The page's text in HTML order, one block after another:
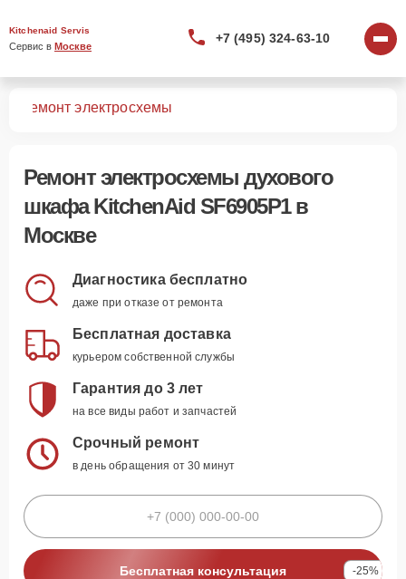
Kitchenaid Servis
Сервис в Москве
+7 (495) 324-63-10
Ремонт электросхемы
Ремонт электросхемы духового
шкафа KitchenAid SF6905P1 в
Москве
Диагностика бесплатно
даже при отказе от ремонта
Бесплатная доставка
курьером собственной службы
Гарантия до 3 лет
на все виды работ и запчастей
Срочный ремонт
в день обращения от 30 минут
Бесплатная консультация -25%